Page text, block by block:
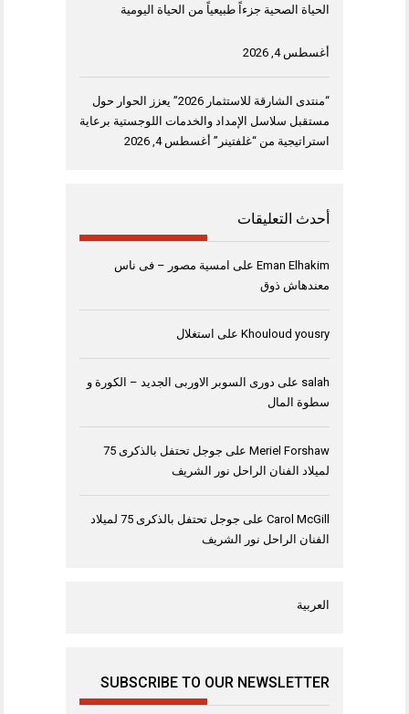
الحياة الصحية جزءاً طبيعياً من الحياة اليومية
أغسطس 4, 2026
“منتدى الشارقة للاستثمار 2026” يعزز الحوار حول
مستقبل سلاسل الإمداد والخدمات اللوجستية برعاية
استراتيجية من “غلفتينر” أغسطس 4, 2026
أحدث التعليقات
Eman Elhakim على امسية مصور – فى ناس
معندهاش ذوق
Khouloud yousry على استغلال
salah على دورى السوبر الاوربى الجديد – الكورة و
سطوة المال
Meriel Forshaw على
جوجل تحتفل بالذكرى 75
لميلاد الفنان الراحل نور الشريف
Carol McGill على
جوجل تحتفل بالذكرى 75 لميلاد
الفنان الراحل نور الشريف
العربية
SUBSCRIBE TO OUR NEWSLETTER